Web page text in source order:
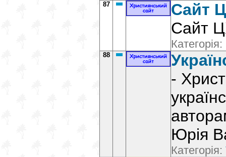
87
Сайт
Сайт
Категорія:
88
-
Юрія
Категорія: